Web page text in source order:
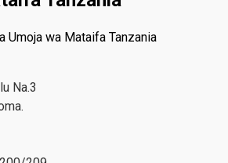
Umoja wa Mataifa Tanzania
Na.3